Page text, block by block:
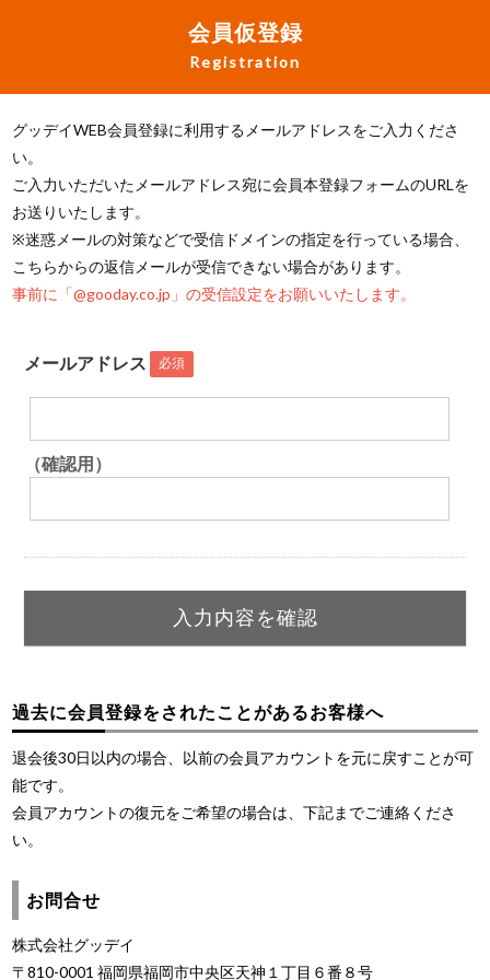
会員仮登録
Registration
グッデイWEB会員登録に利用するメールアドレスをご入力くださ
い。
ご入力いただいたメールアドレス宛に会員本登録フォームのURLを
お送りいたします。
※迷惑メールの対策などで受信ドメインの指定を行っている場合、
こちらからの返信メールが受信できない場合があります。
事前に「@gooday.co.jp」の受信設定をお願いいたします。
メールアドレス 必須
（確認用）
過去に会員登録をされたことがあるお客様へ
退会後30日以内の場合、以前の会員アカウントを元に戻すことが可
能です。
会員アカウントの復元をご希望の場合は、下記までご連絡くださ
い。
お問合せ
株式会社グッデイ
〒810-0001 福岡県福岡市中央区天神１丁目６番８号